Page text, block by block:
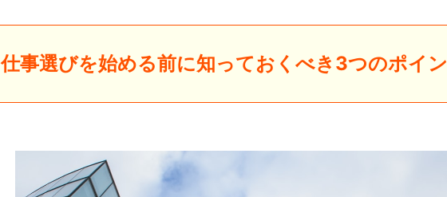
仕事選びを始める前に知っておくべき3つのポイ